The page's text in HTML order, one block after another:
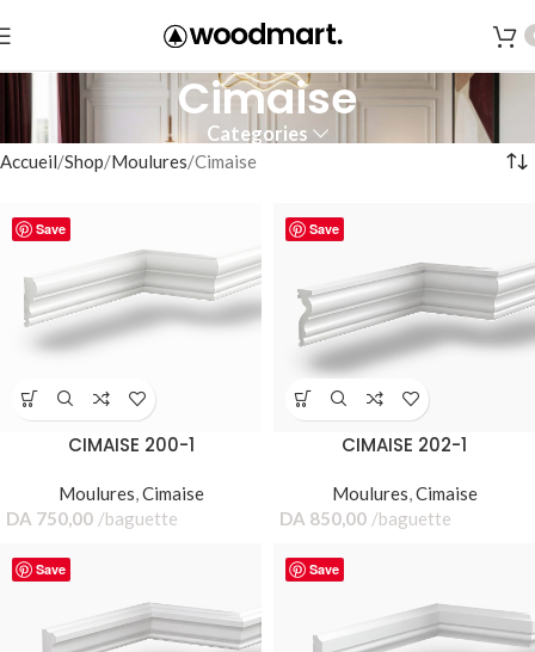
Cimaise
Categories
Accueil Shop Moulures Cimaise
Save
CIMAISE 200-1
Moulures,Cimaise
DA 750,00
Save
CIMAISE 202-1
Moulures,Cimaise
DA 850,00
Save Save